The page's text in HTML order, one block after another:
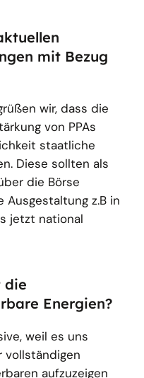
mit Bezug
wir, dass die
von PPAs
staatliche
Diese sollten als
die Börse
Ausgestaltung z.B in
jetzt national
die
Energien?
weil es uns
vollständigen
aufzuzeigen